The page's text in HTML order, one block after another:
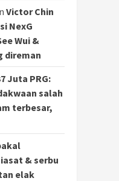
Victor Chin
NexG
Wui &
direman
Juta PRG:
salah
terbesar,
& serbu
elak